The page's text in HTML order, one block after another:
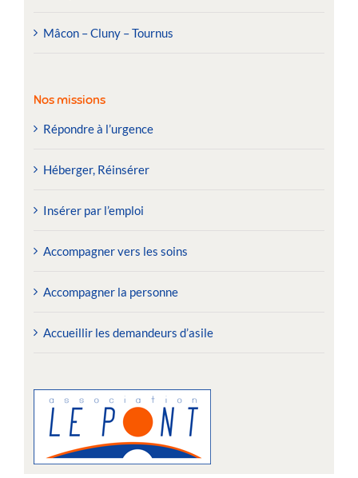
Mâcon – Cluny – Tournus
Nos missions
Répondre à l’urgence
Héberger, Réinsérer
Insérer par l’emploi
Accompagner vers les soins
Accompagner la personne
Accueillir les demandeurs d’asile